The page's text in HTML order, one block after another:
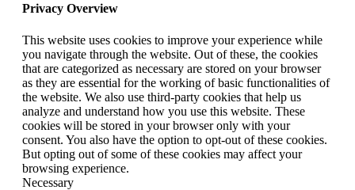
Privacy Overview
This website uses cookies to improve your experience while
you navigate through the website. Out of these, the cookies
that are categorized as necessary are stored on your browser
as they are essential for the working of basic functionalities of
the website. We also use third-party cookies that help us
analyze and understand how you use this website. These
cookies will be stored in your browser only with your
consent. You also have the option to opt-out of these cookies.
But opting out of some of these cookies may affect your
browsing experience.
Necessary